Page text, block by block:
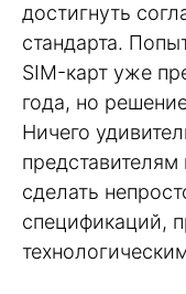
достигнуть
стандарта.
SIM-карт уже
года, но
Ничего
представителям
сделать
спецификаций,